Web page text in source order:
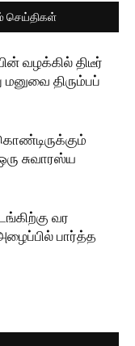
செய்திகள்
வழக்கில் திடீர்
மனுவை திரும்பப்
சுவாரஸ்ய
வர
பார்த்த